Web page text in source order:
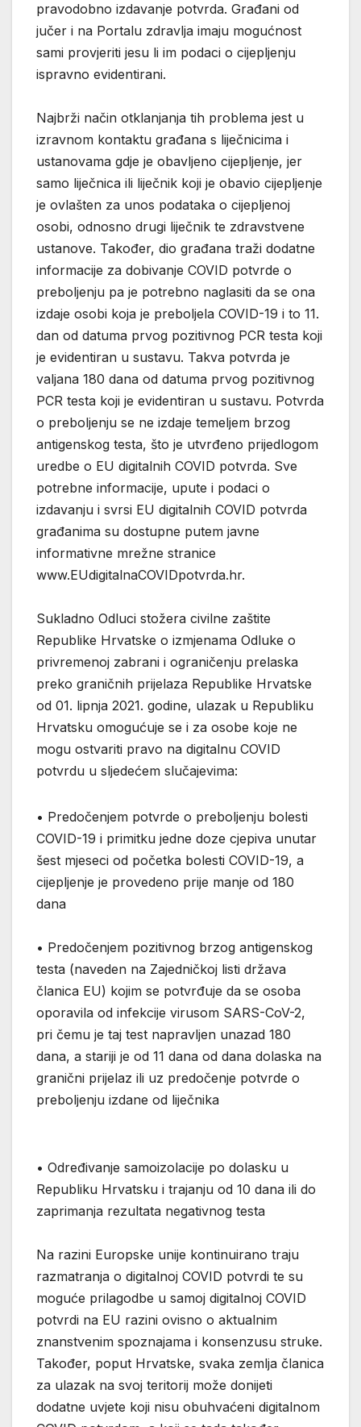
pravodobno izdavanje potvrda. Građani od
jučer i na Portalu zdravlja imaju mogućnost
sami provjeriti jesu li im podaci o cijepljenju
ispravno evidentirani.
Najbrži način otklanjanja tih problema jest u
izravnom kontaktu građana s liječnicima i
ustanovama gdje je obavljeno cijepljenje, jer
samo liječnica ili liječnik koji je obavio cijepljenje
je ovlašten za unos podataka o cijepljenoj
osobi, odnosno drugi liječnik te zdravstvene
ustanove. Također, dio građana traži dodatne
informacije za dobivanje COVID potvrde o
preboljenju pa je potrebno naglasiti da se ona
izdaje osobi koja je preboljela COVID-19 i to 11.
dan od datuma prvog pozitivnog PCR testa koji
je evidentiran u sustavu. Takva potvrda je
valjana 180 dana od datuma prvog pozitivnog
PCR testa koji je evidentiran u sustavu. Potvrda
o preboljenju se ne izdaje temeljem brzog
antigenskog testa, što je utvrđeno prijedlogom
uredbe o EU digitalnih COVID potvrda. Sve
potrebne informacije, upute i podaci o
izdavanju i svrsi EU digitalnih COVID potvrda
građanima su dostupne putem javne
informativne mrežne stranice
www.EUdigitalnaCOVIDpotvrda.hr.
Sukladno Odluci stožera civilne zaštite
Republike Hrvatske o izmjenama Odluke o
privremenoj zabrani i ograničenju prelaska
preko graničnih prijelaza Republike Hrvatske
od 01. lipnja 2021. godine, ulazak u Republiku
Hrvatsku omogućuje se i za osobe koje ne
mogu ostvariti pravo na digitalnu COVID
potvrdu u sljedećem slučajevima:
• Predočenjem potvrde o preboljenju bolesti
COVID-19 i primitku jedne doze cjepiva unutar
šest mjeseci od početka bolesti COVID-19, a
cijepljenje je provedeno prije manje od 180
dana
• Predočenjem pozitivnog brzog antigenskog
testa (naveden na Zajedničkoj listi država
članica EU) kojim se potvrđuje da se osoba
oporavila od infekcije virusom SARS-CoV-2,
pri čemu je taj test napravljen unazad 180
dana, a stariji je od 11 dana od dana dolaska na
granični prijelaz ili uz predočenje potvrde o
preboljenju izdane od liječnika
• Određivanje samoizolacije po dolasku u
Republiku Hrvatsku i trajanju od 10 dana ili do
zaprimanja rezultata negativnog testa
Na razini Europske unije kontinuirano traju
razmatranja o digitalnoj COVID potvrdi te su
moguće prilagodbe u samoj digitalnoj COVID
potvrdi na EU razini ovisno o aktualnim
znanstvenim spoznajama i konsenzusu struke.
Također, poput Hrvatske, svaka zemlja članica
za ulazak na svoj teritorij može donijeti
dodatne uvjete koji nisu obuhvaćeni digitalnom